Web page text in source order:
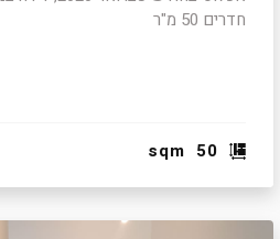
חדרים 50 מ"ר
sqm 50